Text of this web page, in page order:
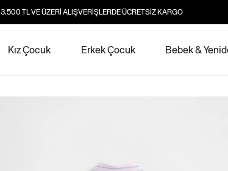
3.500 TL VE ÜZERİ ALIŞVERİŞLERDE ÜCRETSİZ KARGO
Kız Çocuk Erkek Çocuk Bebek &